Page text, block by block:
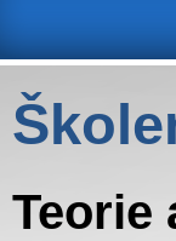
Teorie